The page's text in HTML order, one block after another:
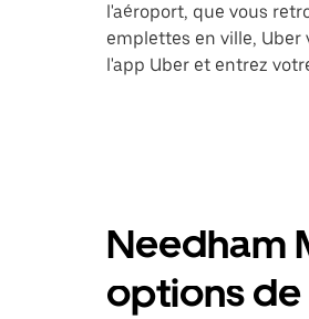
l'aéroport, que vous
emplettes en ville, Uber
l'app Uber et entrez
Needham
options